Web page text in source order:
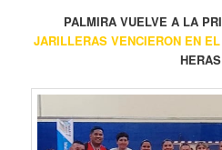
PALMIRA VUELVE A LA
JARILLERAS VENCIERON EN EL
HERAS